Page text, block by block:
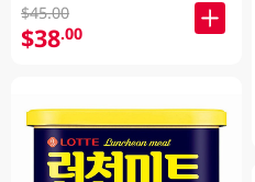
$45.00
$38.00